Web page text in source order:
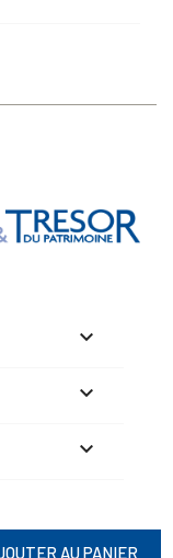
AU PANIER


